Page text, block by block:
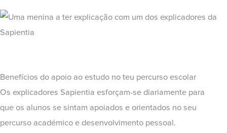
Benefícios do apoio ao estudo no teu percurso escolar
Os explicadores Sapientia esforçam-se diariamente para
que os alunos se sintam apoiados e orientados no seu
percurso académico e desenvolvimento pessoal.